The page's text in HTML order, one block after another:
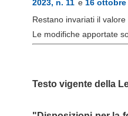
2023, n. 11 e 16 ottobre
Restano invariati il
Le modifiche apportate
Testo vigente della